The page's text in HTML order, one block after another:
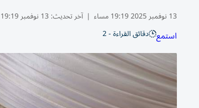
13 نوفمبر 2025 19:19 مساء | آخر تحديث: 13 نوفمبر 19:19 2025
استمع دقائق القراءة - 2